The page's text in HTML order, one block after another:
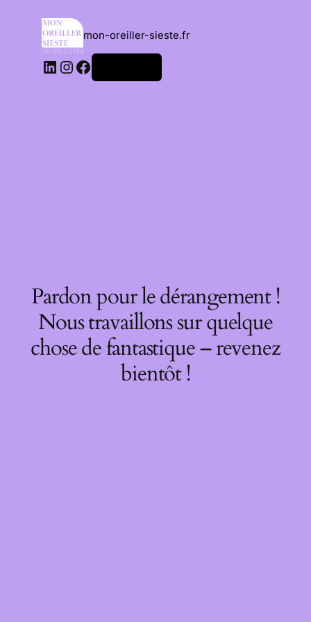
mon-oreiller-sieste.fr
Pardon pour le dérangement !
Nous travaillons sur quelque
chose de fantastique – revenez
bientôt !